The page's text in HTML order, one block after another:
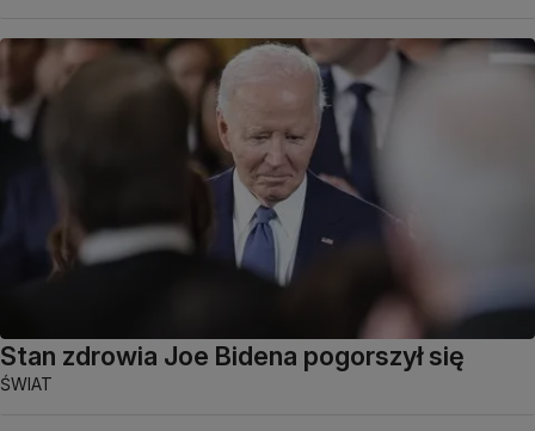
Stan zdrowia Joe Bidena pogorszył się
ŚWIAT